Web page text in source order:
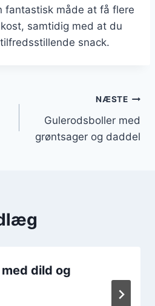
fantastisk måde at få flere
samtidig med at du
snack.
NÆSTE
Gulerodsboller med
grøntsager og daddel
dild og